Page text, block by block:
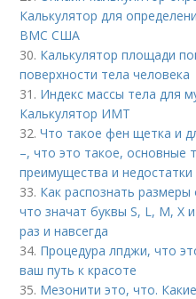
Калькулятор для
ВМС США
30. Калькулятор площади
поверхности тела человека
31. Индекс массы тела для
Калькулятор ИМТ
32.Что такое фен щетка и
–, что это такое, основные
преимущества и недостатки
33. Как распознать
что значат буквы S, L, M, X
раз и навсегда
34. Процедура лпджи, что
ваш путь к красоте
35. Мезонити это, что.